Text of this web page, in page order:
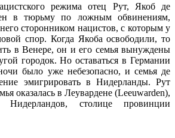
режима отец Рут, Якоб де
в тюрьму по ложным обвинениям,
сторонником нацистов, с которым у
спор. Когда Якоба освободили, то
в Венере, он и его семья вынуждены
городок. Но оставаться в Германии
было уже небезопасно, и семья де
эмигрировать в Нидерланды. Рут
оказалась в Леувардене (Leeuwarden),
столице провинции